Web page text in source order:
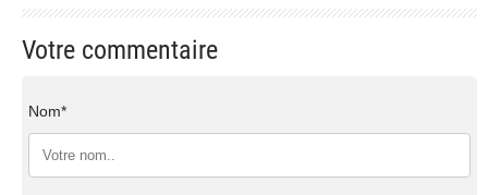
Votre commentaire
Nom*